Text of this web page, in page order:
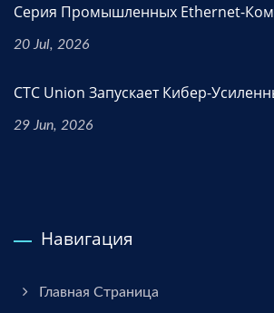
Серия Промышленных Ethernet-
20 Jul, 2026
CTC Union Запускает Кибер-
29 Jun, 2026
Навигация
Главная Страница